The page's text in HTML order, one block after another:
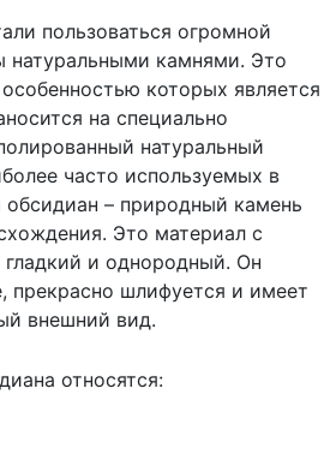
пользоваться огромной
натуральными камнями. Это
которых является
на специально
натуральный
часто используемых в
обсидиан – природный камень
Это материал с
и однородный. Он
прекрасно шлифуется и имеет
внешний вид.
относятся: